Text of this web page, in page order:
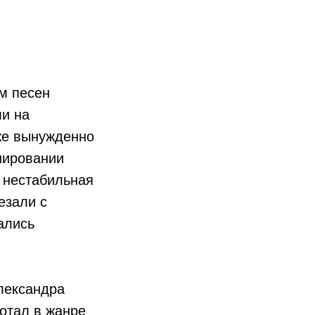
песен
на
вынужденно
с
в жанре